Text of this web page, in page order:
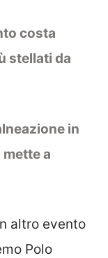
costa
stellati da
in
a
altro evento
Polo